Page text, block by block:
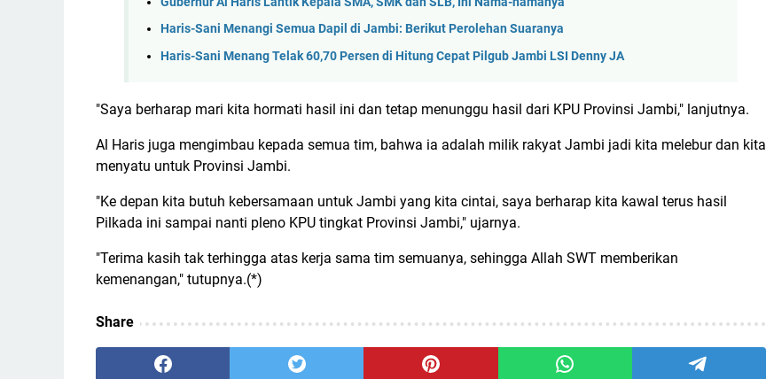
Haris-Sani Menangi Semua Dapil di Jambi: Berikut Perolehan Suaranya
Haris-Sani Menang Telak 60,70 Persen di Hitung Cepat Pilgub Jambi LSI Denny JA
"Saya berharap mari kita hormati hasil ini dan tetap menunggu hasil dari KPU Provinsi Jambi," lanjutnya.
Al Haris juga mengimbau kepada semua tim, bahwa ia adalah milik rakyat Jambi jadi kita melebur dan kita
menyatu untuk Provinsi Jambi.
"Ke depan kita butuh kebersamaan untuk Jambi yang kita cintai, saya berharap kita kawal terus hasil
Pilkada ini sampai nanti pleno KPU tingkat Provinsi Jambi," ujarnya.
"Terima kasih tak terhingga atas kerja sama tim semuanya, sehingga Allah SWT memberikan
kemenangan," tutupnya.(*)
Share